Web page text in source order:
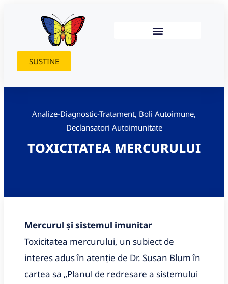
SUSTINE
Analize-Diagnostic-Tratament, Boli Autoimune,
Declansatori Autoimunitate
TOXICITATEA MERCURULUI
Mercurul și sistemul imunitar
Toxicitatea mercurului, un subiect de
interes adus în atenție de Dr. Susan Blum în
cartea sa „Planul de redresare a sistemului